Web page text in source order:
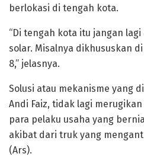
berlokasi di tengah kota.
“Di tengah kota itu jangan
solar. Misalnya dikhususkan
8,” jelasnya.
Solusi atau mekanisme yang
Andi Faiz, tidak lagi
para pelaku usaha yang
akibat dari truk yang
(Ars).